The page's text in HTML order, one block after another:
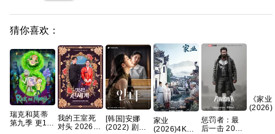
猜你喜欢：
瑞克和莫蒂
第九季 更1集
我的王室死
对头 2026
[韩国]安娜
(2022) 剧情
家业
(2026)4K
惩罚者：最
后一击 2026
《家业‎
(2026)